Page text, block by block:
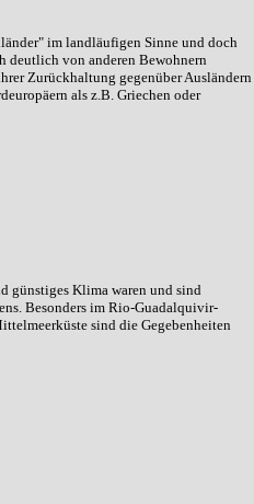
im landläufigen Sinne und doch
deutlich von anderen Bewohnern
Zurückhaltung gegenüber Ausländern
als z.B. Griechen oder
günstiges Klima waren und sind
Besonders im Rio-Guadalquivir-
sind die Gegebenheiten